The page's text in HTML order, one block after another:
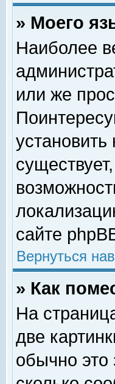
» Моего
Наиболее
или же
сайте
Вернуться
» Как
На
две
обычно это